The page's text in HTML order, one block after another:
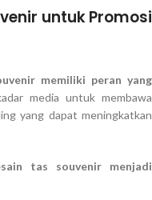
untuk Promosi
memiliki peran yang
media untuk membawa
yang dapat meningkatkan
tas souvenir menjadi